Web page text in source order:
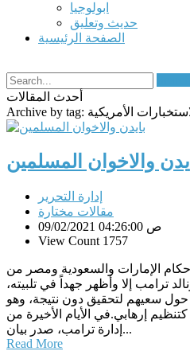
ابولوجيا
حديث وتعليق
الصفحة الرئيسية
أحدث المقالات
Archive by tag: الأمريكية
والاخوان المسلمين
إدارة التحرير
مقالات مختارة
09/02/2021 04:26:00 ص
View Count 1757
حكام الإمارات والسعودية ومصر من
ترامب إلا وأظهر جهداً في تلبيته،
حول سعيهم لتحقيق دون نتيجة، وهو
إرهابي.في الأيام الأخيرة من
إدارة ترامب، صدر بيان...
Read More